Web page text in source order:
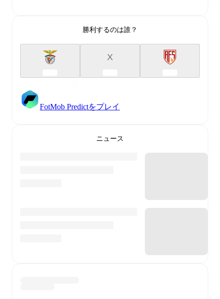
勝利するのは誰？
X
FotMob Predictをプレイ
ニュース